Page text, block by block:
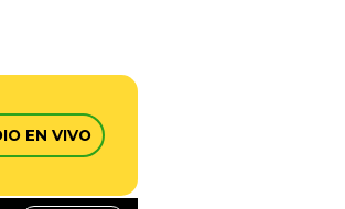
EN VIVO